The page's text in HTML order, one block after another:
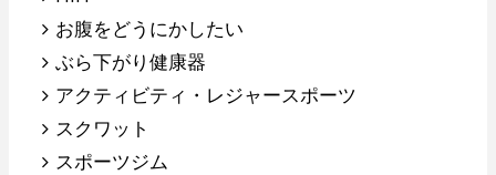
お腹をどうにかしたい
ぶら下がり健康器
アクティビティ・レジャースポーツ
スクワット
スポーツジム